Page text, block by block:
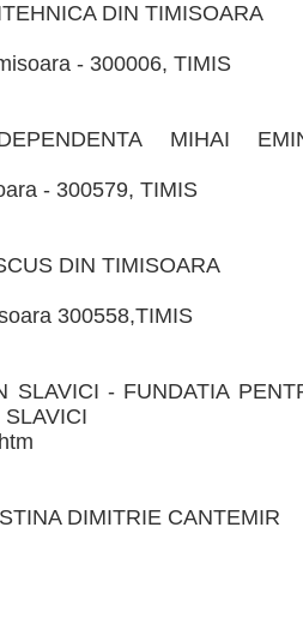
DIN TIMISOARA
- 300006, TIMIS
MIHAI
- 300579, TIMIS
DIN TIMISOARA
300558,TIMIS
SLAVICI - FUNDATIA
DIMITRIE CANTEMIR